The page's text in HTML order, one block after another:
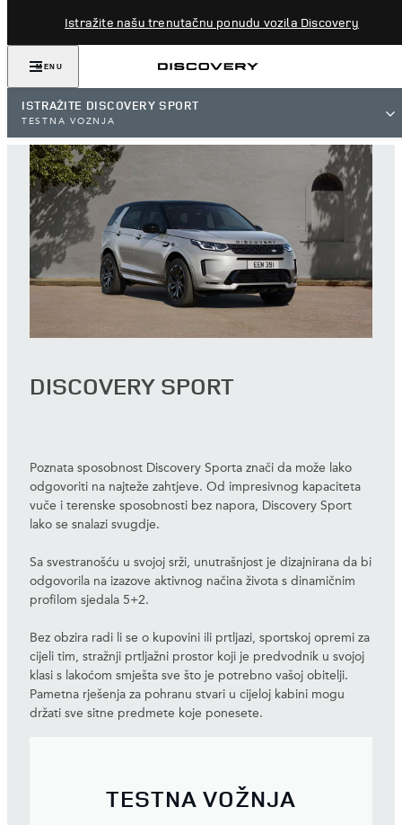
Istražite našu trenutačnu ponudu vozila Discovery
MENU
ISTRAŽITE DISCOVERY SPORT
TESTNA VOŽNJA
DISCOVERY SPORT
Poznata sposobnost Discovery Sporta znači da može lako
odgovoriti na najteže zahtjeve. Od impresivnog kapaciteta
vuče i terenske sposobnosti bez napora, Discovery Sport
lako se snalazi svugdje.
Sa svestranošću u svojoj srži, unutrašnjost je dizajnirana da bi
odgovorila na izazove aktivnog načina života s dinamičnim
profilom sjedala 5+2.
Bez obzira radi li se o kupovini ili prtljazi, sportskoj opremi za
cijeli tim, stražnji prtljažni prostor koji je predvodnik u svojoj
klasi s lakoćom smješta sve što je potrebno vašoj obitelji.
Pametna rješenja za pohranu stvari u cijeloj kabini mogu
držati sve sitne predmete koje ponesete.
TESTNA VOŽNJA